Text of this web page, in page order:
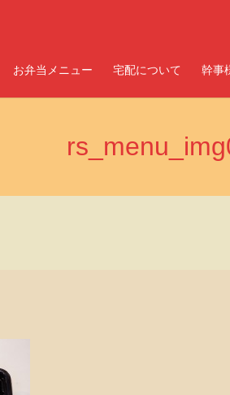
お弁当メニュー 宅配について 幹事